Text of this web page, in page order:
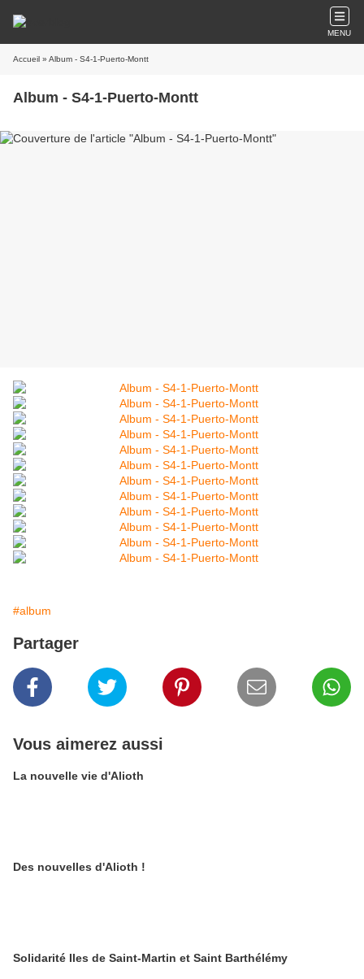
MENU
Accueil » Album - S4-1-Puerto-Montt
Album - S4-1-Puerto-Montt
#album
Partager
Vous aimerez aussi
La nouvelle vie d'Alioth
Des nouvelles d'Alioth !
Solidarité Iles de Saint-Martin et Saint Barthélémy